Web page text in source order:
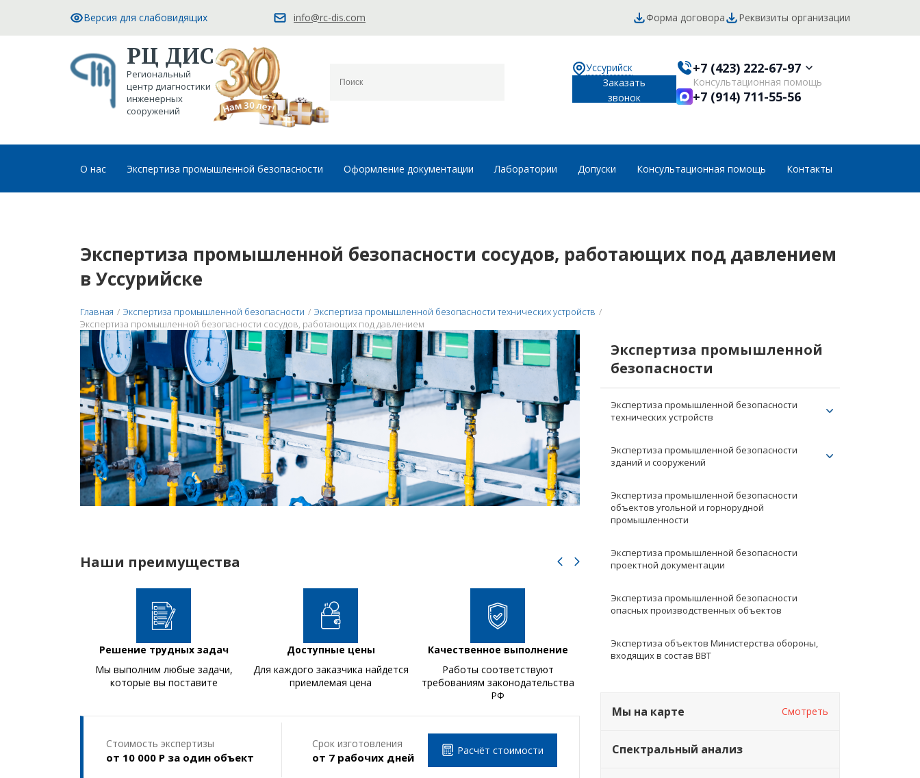
Версия для слабовидящих info@rc-dis.com Форма договора Реквизиты организации
РЦ ДИС
Региональный
центр диагностики
инженерных
сооружений
Уссурийск
Заказать
звонок
+7 (423) 222-67-97
Консультационная помощь
+7 (914) 711-55-56
О нас Экспертиза промышленной безопасности Оформление документации Лаборатории Допуски Консультационная помощь Контакты
Экспертиза промышленной безопасности сосудов, работающих под давлением
в Уссурийске
Главная / Экспертиза промышленной безопасности / Экспертиза промышленной безопасности технических устройств /
Экспертиза промышленной безопасности сосудов, работающих под давлением
Наши преимущества
Решение трудных задач
Мы выполним любые задачи,
которые вы поставите
Доступные цены
Для каждого заказчика найдется
приемлемая цена
Качественное выполнение
Работы соответствуют
требованиям законодательства
РФ
Сжатые сроки
Персональный подход
Стоимость экспертизы
от 10 000 Р за один объект
Срок изготовления
от 7 рабочих дней
Расчёт стоимости
Экспертиза промышленной
безопасности
Экспертиза промышленной безопасности
технических устройств
Экспертиза промышленной безопасности
зданий и сооружений
Экспертиза промышленной безопасности
объектов угольной и горнорудной
промышленности
Экспертиза промышленной безопасности
проектной документации
Экспертиза промышленной безопасности
опасных производственных объектов
Экспертиза объектов Министерства обороны,
входящих в состав ВВТ
Мы на карте Смотреть
Спектральный анализ